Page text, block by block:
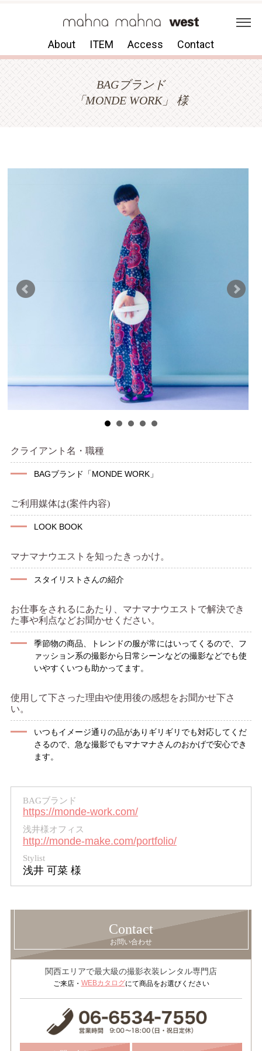
About ITEM Access Contact
BAGブランド
「MONDE WORK」 様
クライアント名・職種
BAGブランド「MONDE WORK」
ご利用媒体は(案件内容)
LOOK BOOK
マナマナウエストを知ったきっかけ。
スタイリストさんの紹介
お仕事をされるにあたり、マナマナウエストで解決でき
た事や利点などお聞かせください。
季節物の商品、トレンドの服が常にはいってくるので、フ
ァッション系の撮影から日常シーンなどの撮影などでも使
いやすくいつも助かってます。
使用して下さった理由や使用後の感想をお聞かせ下さ
い。
いつもイメージ通りの品がありギリギリでも対応してくだ
さるので、急な撮影でもマナマナさんのおかげで安心でき
ます。
BAGブランド
https://monde-work.com/
浅井様オフィス
http://monde-make.com/portfolio/
Stylist
浅井 可菜 様
Contact
お問い合わせ
関西エリアで最大級の撮影衣装レンタル専門店
ご来店・ WEBカタログにて商品をお選びください